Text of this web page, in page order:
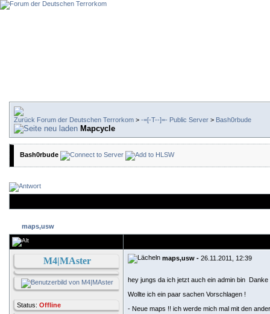
Forum der Deutschen Terrorkom > -=[-T--]=- Public Server > Bash0rbude
Mapcycle
Bash0rbude
maps,usw
M4|MAster
Status: Offline
maps,usw - 26.11.2011, 12:39
hey jungs da ich jetzt auch ein admin bin Danke
Wollte ich ein paar sachen Vorschlagen !
- Neue maps !! ich werde mich mal mit den